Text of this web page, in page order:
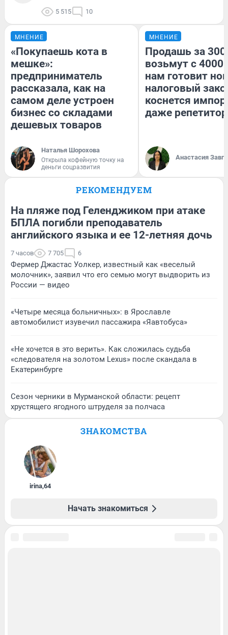
5 515 10
МНЕНИЕ
«Покупаешь кота в
мешке»:
предприниматель
рассказала, как на
самом деле устроен
бизнес со складами
дешевых товаров
Наталья Шорохова
Открыла кофейную точку на
деньги соцразвития
МНЕНИЕ
Продашь за
возьмут с
нам готовит
налоговый
коснется
даже
Анастасия
РЕКОМЕНДУЕМ
На пляже под Геленджиком при атаке
БПЛА погибли преподаватель
английского языка и ее 12-летняя дочь
7 часов 7 705 6
Фермер Джастас Уолкер, известный как «веселый
молочник», заявил что его семью могут выдворить из
России — видео
«Четыре месяца больничных»: в Ярославле
автомобилист изувечил пассажира «Яавтобуса»
«Не хочется в это верить». Как сложилась судьба
«следователя на золотом Lexus» после скандала в
Екатеринбурге
Сезон черники в Мурманской области: рецепт
хрустящего ягодного штруделя за полчаса
ЗНАКОМСТВА
irina,64
Начать знакомиться